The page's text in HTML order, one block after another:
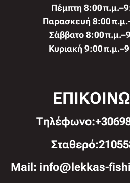
Πέμπτη 8:00
Παρασκευή 8:00
Σάββατο 8:00
Κυριακή 9:00
Mail: info@lekkas-